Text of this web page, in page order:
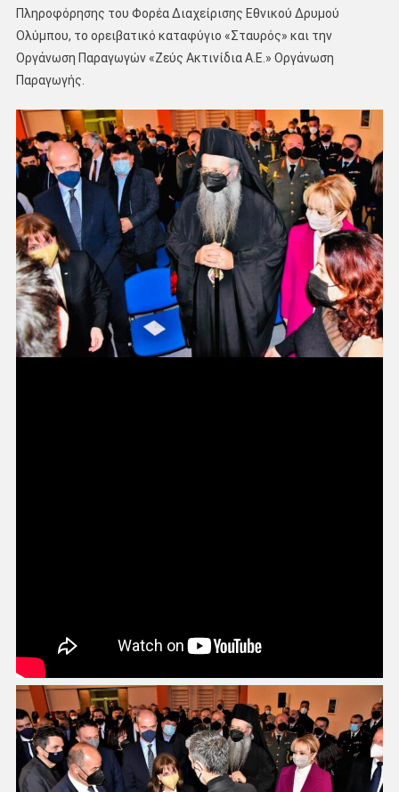
Πληροφόρησης του Φορέα Διαχείρισης Εθνικού Δρυμού
Ολύμπου, το ορειβατικό καταφύγιο «Σταυρός» και την
Οργάνωση Παραγωγών «Ζεύς Ακτινίδια Α.Ε.» Οργάνωση
Παραγωγής.